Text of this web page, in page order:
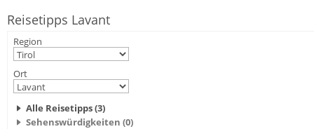
Reisetipps Lavant
Region
Ort
Alle Reisetipps (3)
Sehenswürdigkeiten (0)